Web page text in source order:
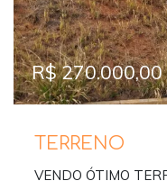
R$ 270.000,00
TERRENO
VENDO ÓTIMO